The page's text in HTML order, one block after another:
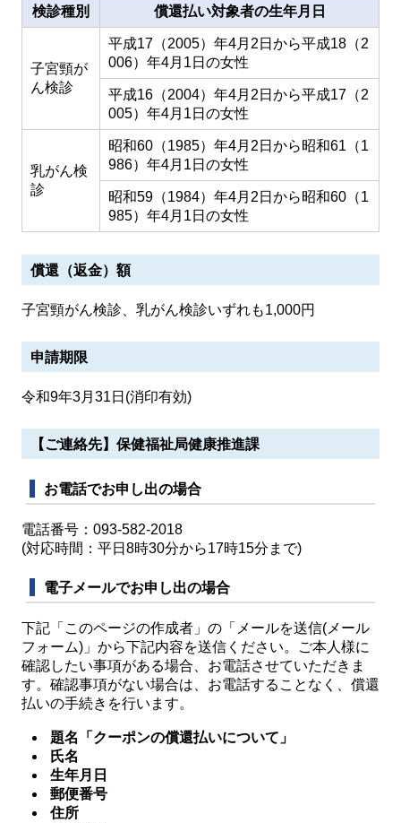
検診種別 償還払い対象者の生年月日
子宮頸が
ん検診
平成17（2005）年4月2日から平成18（2
006）年4月1日の女性
平成16（2004）年4月2日から平成17（2
005）年4月1日の女性
乳がん検
診
昭和60（1985）年4月2日から昭和61（1
986）年4月1日の女性
昭和59（1984）年4月2日から昭和60（1
985）年4月1日の女性
償還（返金）額
子宮頸がん検診、乳がん検診いずれも1,000円
申請期限
令和9年3月31日(消印有効)
【ご連絡先】保健福祉局健康推進課
お電話でお申し出の場合
電話番号：093-582-2018
(対応時間：平日8時30分から17時15分まで)
電子メールでお申し出の場合
下記「このページの作成者」の「メールを送信(メール
フォーム)」から下記内容を送信ください。ご本人様に
確認したい事項がある場合、お電話させていただきま
す。確認事項がない場合は、お電話することなく、償還
払いの手続きを行います。
題名「クーポンの償還払いについて」
氏名
生年月日
郵便番号
住所